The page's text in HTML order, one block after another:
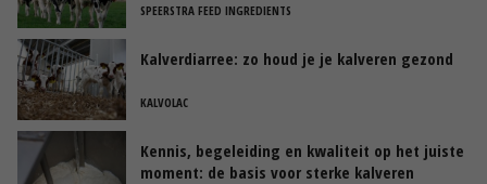
SPEERSTRA FEED INGREDIENTS
Kalverdiarree: zo houd je je kalveren gezond
KALVOLAC
Kennis, begeleiding en kwaliteit op het juiste
moment: de basis voor sterke kalveren